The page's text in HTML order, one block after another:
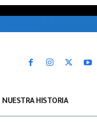
NUESTRA HISTORIA